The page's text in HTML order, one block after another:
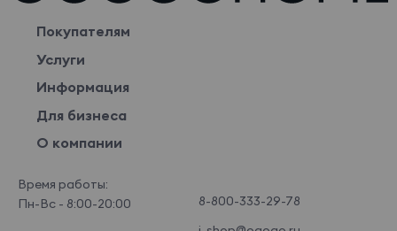
Покупателям
Услуги
Информация
Для бизнеса
О компании
Время работы:
Пн-Вс - 8:00-20:00
8-800-333-29-78